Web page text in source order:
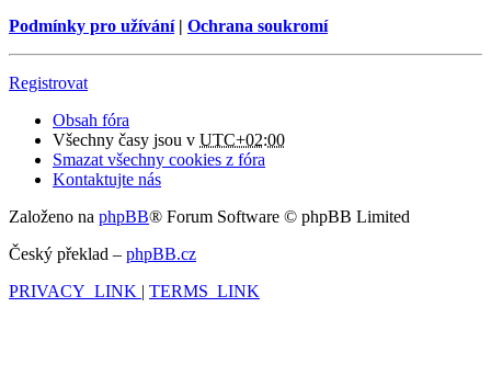
Podmínky pro užívání| Ochrana soukromí
Registrovat
Obsah fóra
Všechny časy jsou v UTC+02:00
Smazat všechny cookies z fóra
Kontaktujte nás
Založeno na phpBB® Forum Software © phpBB Limited
Český překlad – phpBB.cz
PRIVACY_LINK | TERMS_LINK